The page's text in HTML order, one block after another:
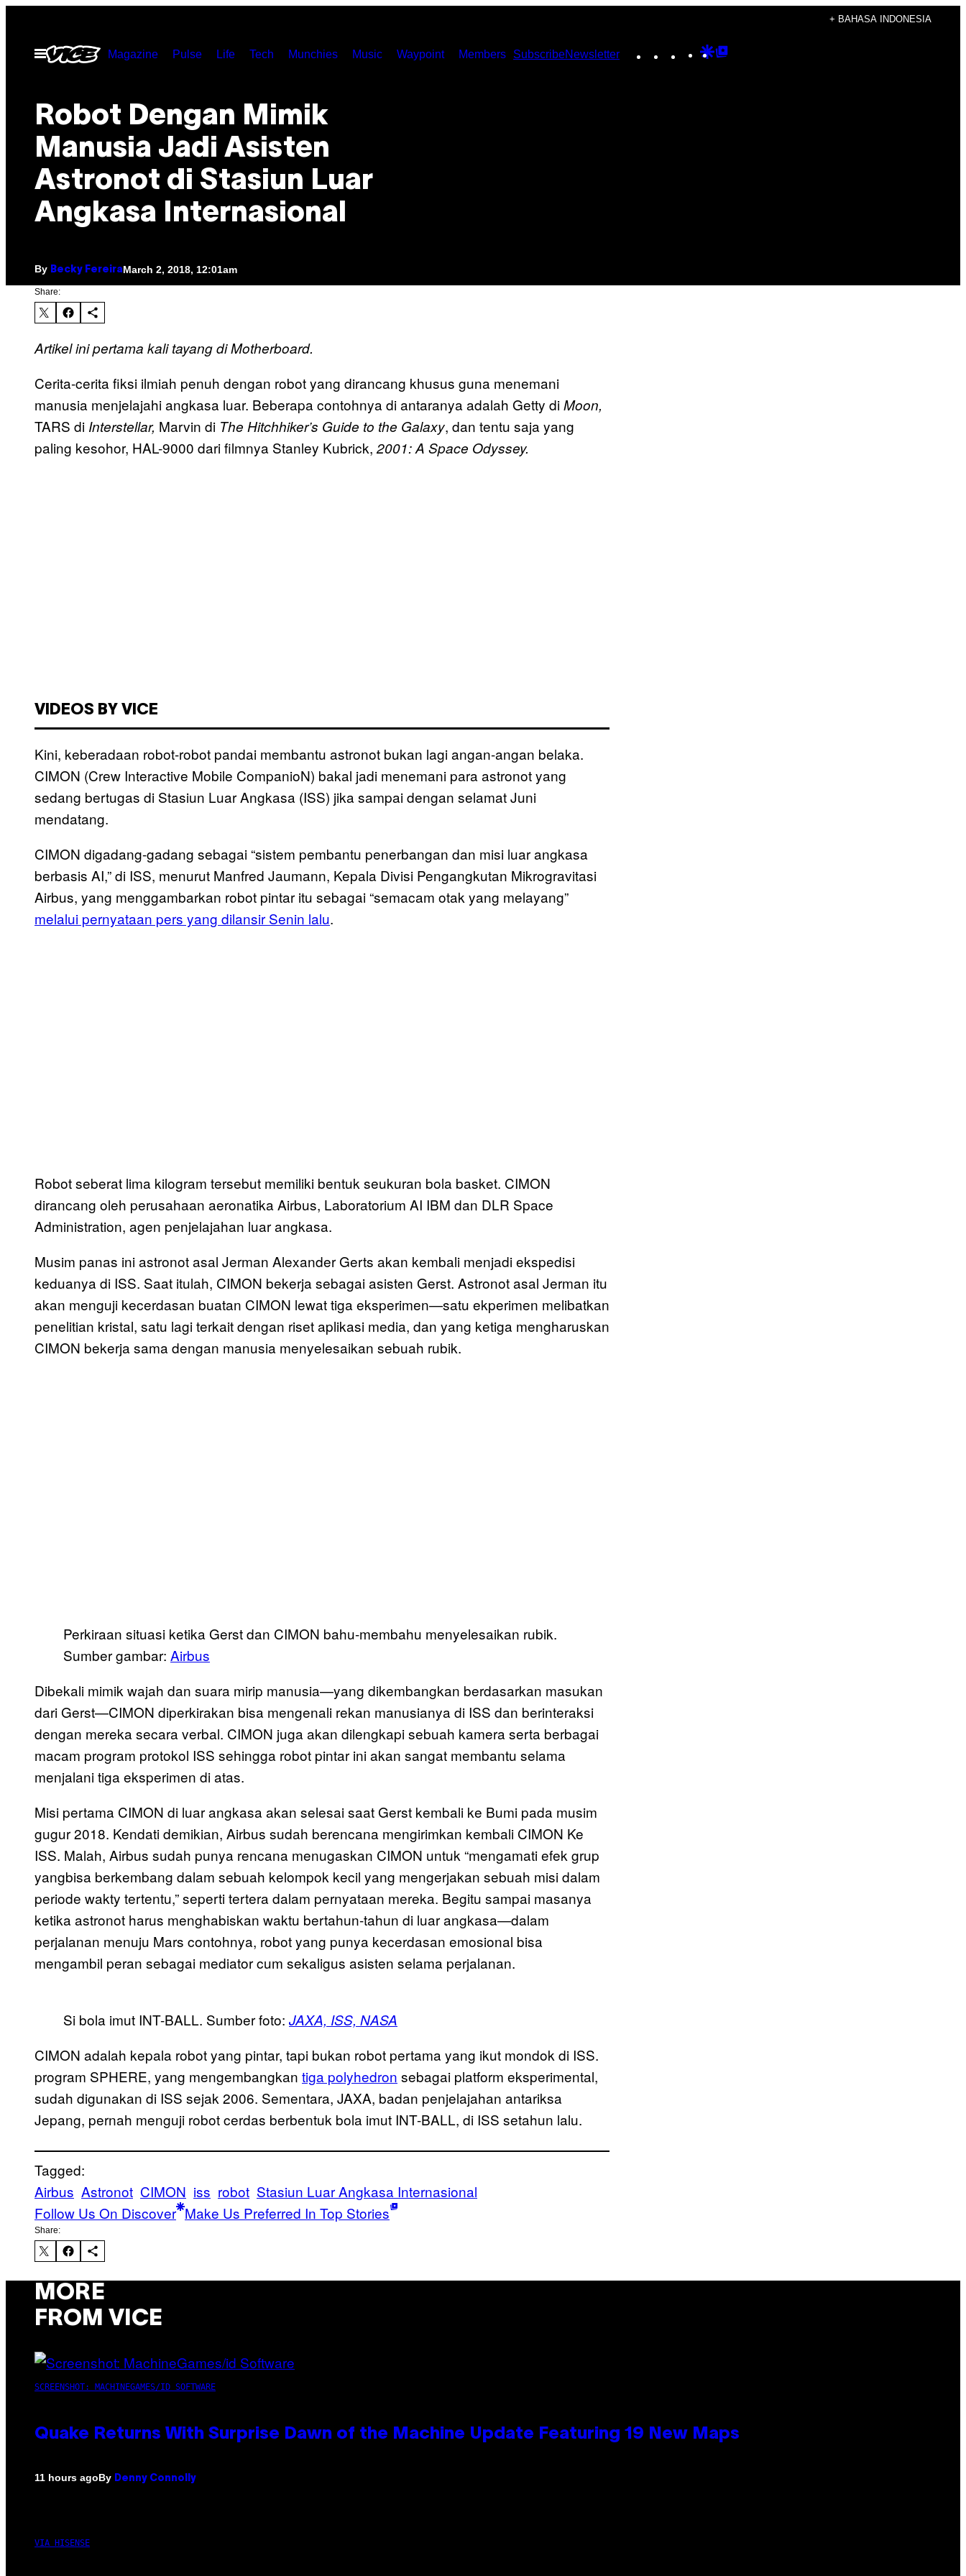
content
+ BAHASA INDONESIA
Open
Menu
Magazine Pulse Life Tech Munchies Music Waypoint Members SubscribeNewsletter Instagram
TikTokYouTube
Google
Robot Dengan Mimik
Manusia Jadi Asisten
Astronot di Stasiun Luar
Angkasa Internasional
By Becky FereiraMarch 2, 2018, 12:01am
Share:
Artikel ini pertama kali tayang di Motherboard.
Cerita-cerita fiksi ilmiah penuh dengan robot yang dirancang khusus guna menemani
manusia menjelajahi angkasa luar. Beberapa contohnya di antaranya adalah Getty diMoon,
TARS di Interstellar, Marvin di The Hitchhiker’s Guide to the Galaxy, dan tentu saja yang
paling kesohor, HAL-9000 dari filmnya Stanley Kubrick, 2001: A Space Odyssey.
VIDEOS BY VICE
Kini, keberadaan robot-robot pandai membantu astronot bukan lagi angan-angan belaka.
CIMON (Crew Interactive Mobile CompanioN) bakal jadi menemani para astronot yang
sedang bertugas di Stasiun Luar Angkasa (ISS) jika sampai dengan selamat Juni
mendatang.
CIMON digadang-gadang sebagai “sistem pembantu penerbangan dan misi luar angkasa
berbasis AI,” di ISS, menurut Manfred Jaumann, Kepala Divisi Pengangkutan Mikrogravitasi
Airbus, yang menggambarkan robot pintar itu sebagai “semacam otak yang melayang”
melalui pernyataan pers yang dilansir Senin lalu.
Robot seberat lima kilogram tersebut memiliki bentuk seukuran bola basket. CIMON
dirancang oleh perusahaan aeronatika Airbus, Laboratorium AI IBM dan DLR Space
Administration, agen penjelajahan luar angkasa.
Musim panas ini astronot asal Jerman Alexander Gerts akan kembali menjadi ekspedisi
keduanya di ISS. Saat itulah, CIMON bekerja sebagai asisten Gerst. Astronot asal Jerman itu
akan menguji kecerdasan buatan CIMON lewat tiga eksperimen—satu ekperimen melibatkan
penelitian kristal, satu lagi terkait dengan riset aplikasi media, dan yang ketiga mengharuskan
CIMON bekerja sama dengan manusia menyelesaikan sebuah rubik.
Perkiraan situasi ketika Gerst dan CIMON bahu-membahu menyelesaikan rubik.
Sumber gambar: Airbus
Dibekali mimik wajah dan suara mirip manusia—yang dikembangkan berdasarkan masukan
dari Gerst—CIMON diperkirakan bisa mengenali rekan manusianya di ISS dan berinteraksi
dengan mereka secara verbal. CIMON juga akan dilengkapi sebuah kamera serta berbagai
macam program protokol ISS sehingga robot pintar ini akan sangat membantu selama
menjalani tiga eksperimen di atas.
Misi pertama CIMON di luar angkasa akan selesai saat Gerst kembali ke Bumi pada musim
gugur 2018. Kendati demikian, Airbus sudah berencana mengirimkan kembali CIMON Ke
ISS. Malah, Airbus sudah punya rencana menugaskan CIMON untuk “mengamati efek grup
yangbisa berkembang dalam sebuah kelompok kecil yang mengerjakan sebuah misi dalam
periode wakty tertentu,” seperti tertera dalam pernyataan mereka. Begitu sampai masanya
ketika astronot harus menghabiskan waktu bertahun-tahun di luar angkasa—dalam
perjalanan menuju Mars contohnya, robot yang punya kecerdasan emosional bisa
mengambil peran sebagai mediator cum sekaligus asisten selama perjalanan.
Si bola imut INT-BALL. Sumber foto: JAXA, ISS, NASA
CIMON adalah kepala robot yang pintar, tapi bukan robot pertama yang ikut mondok di ISS.
program SPHERE, yang mengembangkan tiga polyhedron sebagai platform eksperimental,
sudah digunakan di ISS sejak 2006. Sementara, JAXA, badan penjelajahan antariksa
Jepang, pernah menguji robot cerdas berbentuk bola imut INT-BALL, di ISS setahun lalu.
Tagged:
Airbus Astronot CIMON iss robot Stasiun Luar Angkasa Internasional
Follow Us On Discover Make Us Preferred In Top Stories
Share:
MORE
FROM VICE
SCREENSHOT: MACHINEGAMES/ID SOFTWARE
Quake Returns With Surprise Dawn of the Machine Update Featuring 19 New Maps
11 hours agoBy Denny Connolly
VIA HISENSE